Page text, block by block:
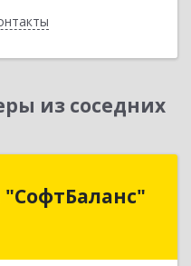
из соседних
"СофтБаланс"
г, Заневский пр-кт,